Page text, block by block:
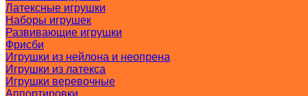
Латексные игрушки
Наборы игрушек
Развивающие игрушки
Фрисби
Игрушки из нейлона и неопрена
Игрушки из латекса
Игрушки веревочные
Аппортировки